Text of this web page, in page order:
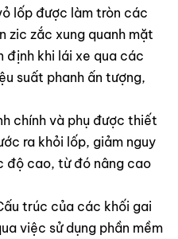
lốp được làm tròn các
zic zắc xung quanh mặt
định khi lái xe qua các
suất phanh ấn tượng,
chính và phụ được thiết
ra khỏi lốp, giảm nguy
độ cao, từ đó nâng cao
trúc của các khối gai
việc sử dụng phần mềm